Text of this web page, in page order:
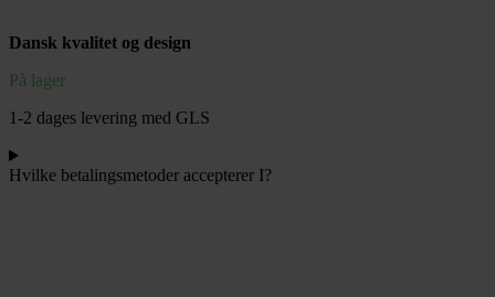
Dansk kvalitet og design
På lager
1-2 dages levering med GLS
Hvilke betalingsmetoder accepterer I?